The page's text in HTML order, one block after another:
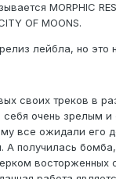
MORPHIC
OF MOONS.
лейбла, но это
своих треков в
себя очень зрелым
все ожидали его
А получилась
восторженных